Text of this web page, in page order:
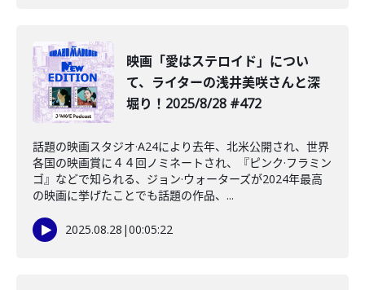
映画「愛はステロイド」につい
て、ライターの浅井美咲さんと深
堀り！2025/8/28 #472
話題の映画スタジオ·A24により去年、北米公開され、世界
各国の映画賞に４４回ノミネートされ、『ピンク·フラミン
ゴ』などで知られる、ジョン·ウォーターズが2024年最高
の映画に挙げたことでも話題の作品、...
2025.08.28 |00:05:22